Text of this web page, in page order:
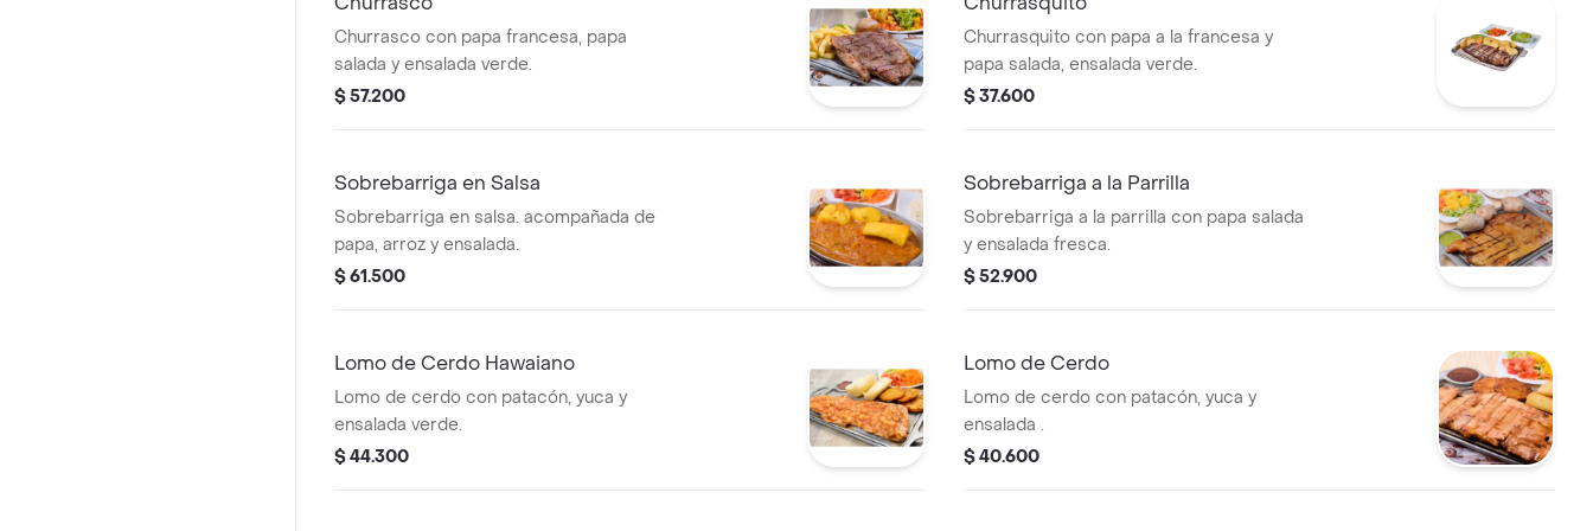
Churrasco con papa francesa, papa
salada y ensalada verde.
$ 57.200
Churrasquito con papa a la francesa y
papa salada, ensalada verde.
$ 37.600
Sobrebarriga en Salsa
Sobrebarriga en salsa. acompañada de
papa, arroz y ensalada.
$ 61.500
Sobrebarriga a la Parrilla
Sobrebarriga a la parrilla con papa salada
y ensalada fresca.
$ 52.900
Lomo de Cerdo Hawaiano
Lomo de cerdo con patacón, yuca y
ensalada verde.
$ 44.300
Lomo de Cerdo
Lomo de cerdo con patacón, yuca y
ensalada .
$ 40.600